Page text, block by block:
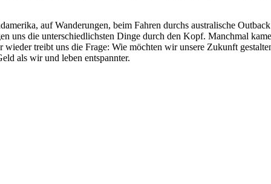
auf Wanderungen, beim Fahren durchs australische
uns die unterschiedlichsten Dinge durch den Kopf. Manchmal
treibt uns die Frage: Wie möchten wir unsere Zukunft
als wir und leben entspannter.